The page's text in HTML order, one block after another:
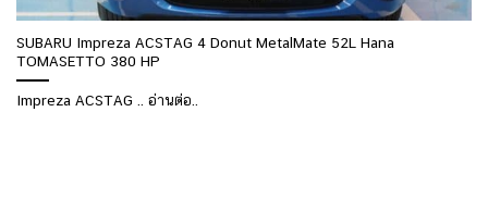
SUBARU Impreza ACSTAG 4 Donut MetalMate 52L Hana
TOMASETTO 380 HP
Impreza ACSTAG .. อ่านต่อ..